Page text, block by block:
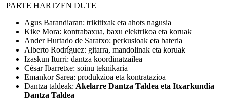
PARTE HARTZEN DUTE
Agus Barandiaran: trikitixak eta ahots nagusia
Kike Mora: kontrabaxua, baxu elektrikoa eta koruak
Ander Hurtado de Saratxo: perkusioak eta bateria
Alberto Rodríguez: gitarra, mandolinak eta koruak
Izaskun Iturri: dantza koordinatzailea
César Ibarretxe: soinu teknikaria
Emankor Sarea: produkzioa eta kontratazioa
Dantza taldeak: Akelarre Dantza Taldea eta Itxarkundia
Dantza Taldea